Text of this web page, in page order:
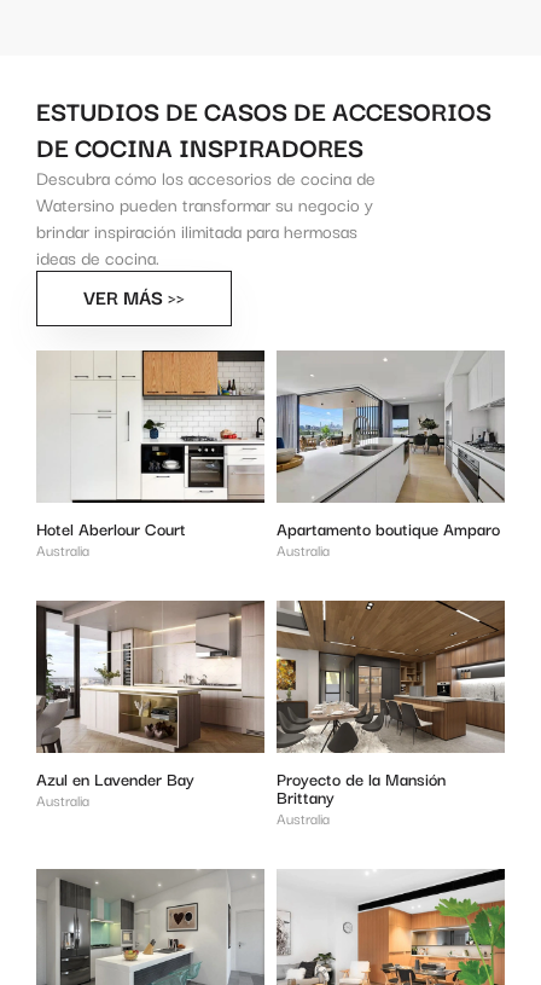
ESTUDIOS DE CASOS DE ACCESORIOS
DE COCINA INSPIRADORES
Descubra cómo los accesorios de cocina de
Watersino pueden transformar su negocio y
brindar inspiración ilimitada para hermosas
ideas de cocina.
VER MÁS >>
Hotel Aberlour Court
Australia
Apartamento boutique Amparo
Australia
Azul en Lavender Bay
Australia
Proyecto de la Mansión
Brittany
Australia